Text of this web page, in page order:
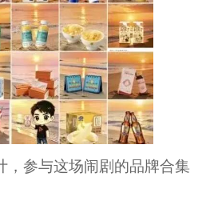
，参与这场闹剧的品牌合集